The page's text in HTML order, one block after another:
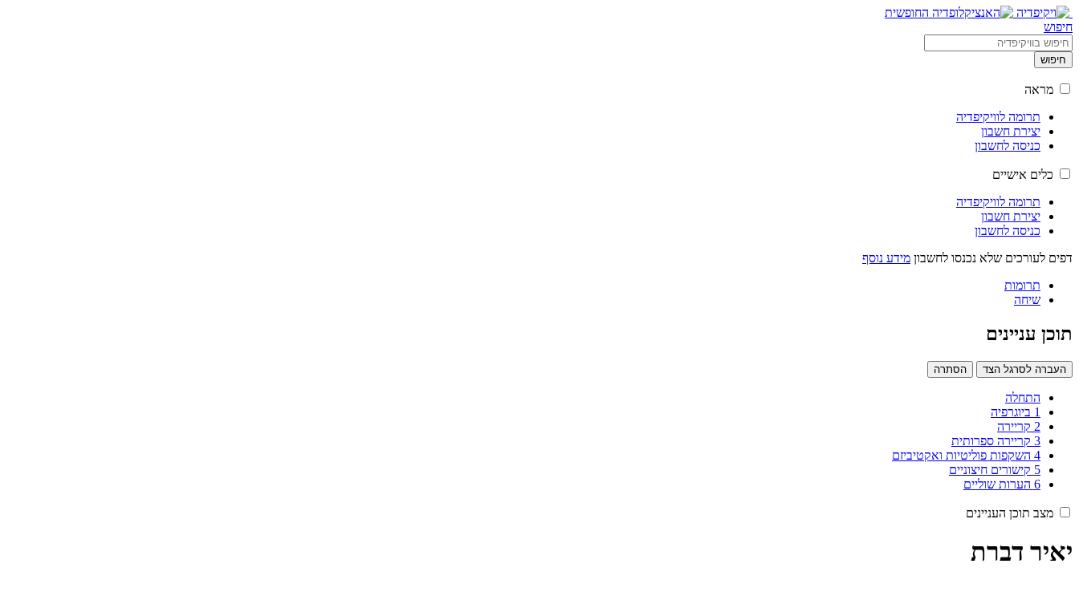
חיפוש
חיפוש
מראה
תרומה לוויקיפדיה
יצירת חשבון
כניסה לחשבון
כלים אישיים
תרומה לוויקיפדיה
יצירת חשבון
כניסה לחשבון
דפים לעורכים שלא נכנסו לחשבון מידע נוסף
תרומות
שיחה
תוכן עניינים
העברה לסרגל הצד הסתרה
התחלה
1 ביוגרפיה
2 קריירה
3 קריירה ספרותית
4 השקפות פוליטיות ואקטיביזם
5 קישורים חיצוניים
6 הערות שוליים
מצב תוכן העניינים
יאיר דברת